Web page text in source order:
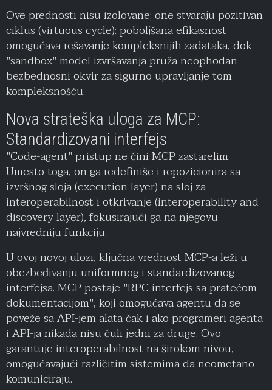
Ove prednosti nisu izolovane; one stvaraju pozitivan
ciklus (virtuous cycle): poboljšana efikasnost
omogućava rešavanje kompleksnijih zadataka, dok
"sandbox" model izvršavanja pruža neophodan
bezbednosni okvir za sigurno upravljanje tom
kompleksnošću.
Nova strateška uloga za MCP:
Standardizovani interfejs
"Code-agent" pristup ne čini MCP zastarelim.
Umesto toga, on ga redefiniše i repozicionira sa
izvršnog sloja (execution layer) na sloj za
interoperabilnost i otkrivanje (interoperability and
discovery layer), fokusirajući ga na njegovu
najvredniju funkciju.
U ovoj novoj ulozi, ključna vrednost MCP-a leži u
obezbeđivanju uniformnog i standardizovanog
interfejsa. MCP postaje "RPC interfejs sa pratećom
dokumentacijom", koji omogućava agentu da se
poveže sa API-jem alata čak i ako programeri agenta
i API-ja nikada nisu čuli jedni za druge. Ovo
garantuje interoperabilnost na širokom nivou,
omogućavajući različitim sistemima da neometano
komuniciraju.